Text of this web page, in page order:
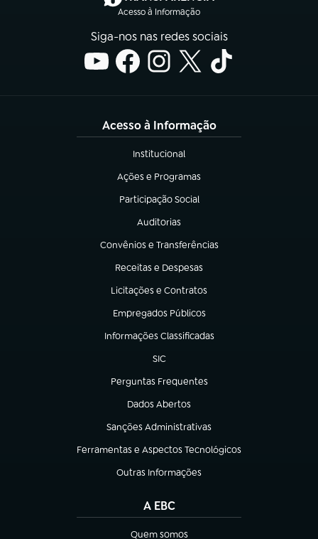
Acesso à Informação
Siga-nos nas redes sociais
Acesso à Informação
Institucional
(abre em nova aba)
Ações e Programas
(abre em nova aba)
Participação Social
(abre em nova aba)
Auditorias
(abre em nova aba)
Convênios e Transferências
(abre em nova aba)
Receitas e Despesas
(abre em nova aba)
Licitações e Contratos
(abre em nova aba)
Empregados Públicos
(abre em nova aba)
Informações Classificadas
(abre em nova aba)
SIC
(abre em nova aba)
Perguntas Frequentes
(abre em nova aba)
Dados Abertos
(abre em nova aba)
Sanções Administrativas
(abre em nova aba)
Ferramentas e Aspectos Tecnológicos
(abre em nova aba)
Outras Informações
(abre em nova aba)
A EBC
Quem somos